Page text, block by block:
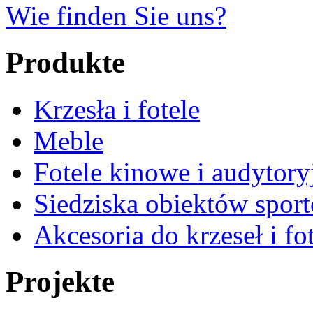
Wie finden Sie uns?
Produkte
Krzesła i fotele
Meble
Fotele kinowe i
Siedziska obiektów
Akcesoria do krzeseł i
Projekte